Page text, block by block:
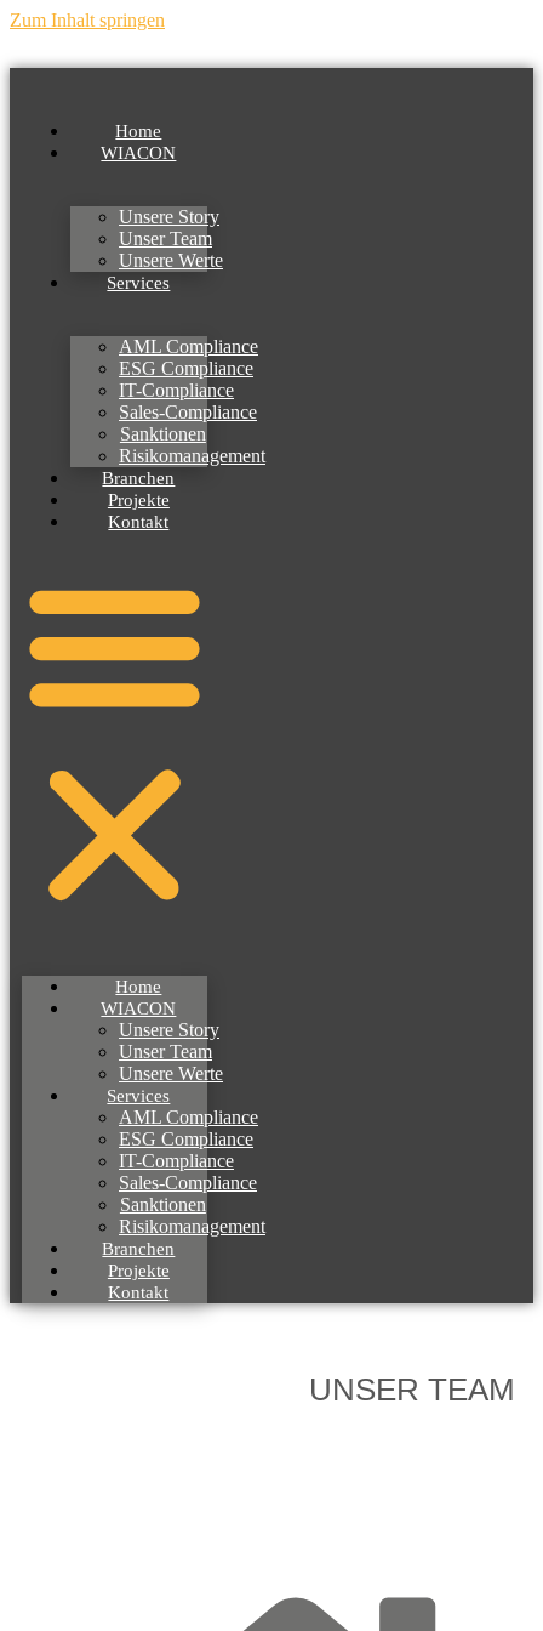
Zum Inhalt springen
Home
WIACON
Unsere Story
Unser Team
Unsere Werte
Services
AML Compliance
ESG Compliance
IT-Compliance
Sales-Compliance
Sanktionen
Risikomanagement
Branchen
Projekte
Kontakt
Home
WIACON
Unsere Story
Unser Team
Unsere Werte
Services
AML Compliance
ESG Compliance
IT-Compliance
Sales-Compliance
Sanktionen
Risikomanagement
Branchen
Projekte
Kontakt
UNSER TEAM